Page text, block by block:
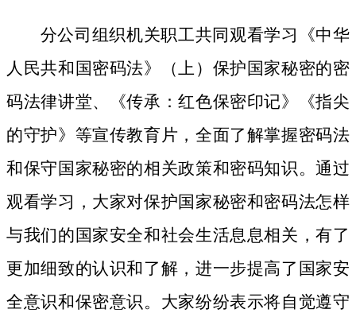
分公司组织机关职工共同观看学习《中华
人民共和国密码法》
（上）保护国家秘密的密
码法律讲堂、
《传承：红色保密印记》《指尖
的守护》等宣传教育片， 全面了解掌握密码法
和保守国家秘密的相关政策和密码知识。通过
观看学习，大家对保护国家秘密和密码法怎样
与我们的国家安全和社会生活息息相关，有了
更加细致的认识和了解，进一步提高了国家安
全意识和保密意识。大家纷纷表示将自觉遵守